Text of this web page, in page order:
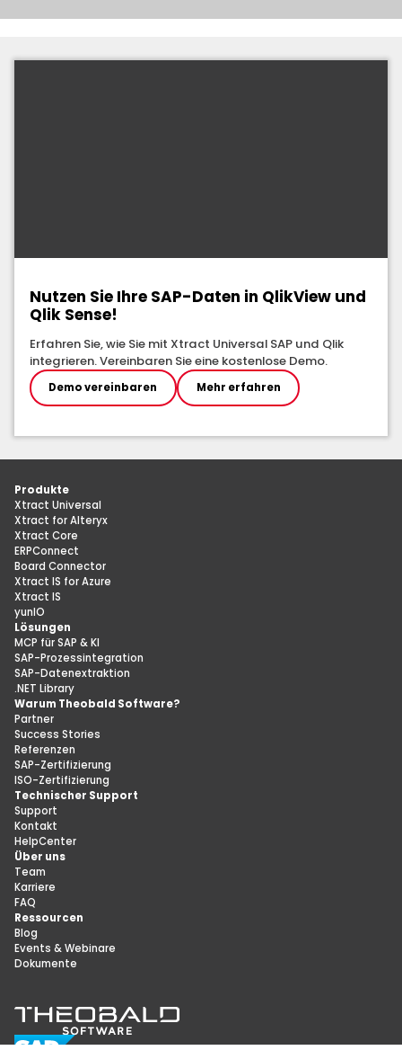
Nutzen Sie Ihre SAP-Daten in QlikView und
Qlik Sense!
Erfahren Sie, wie Sie mit Xtract Universal SAP und Qlik
integrieren. Vereinbaren Sie eine kostenlose Demo.
Demo vereinbaren Mehr erfahren
Produkte
Xtract Universal
Xtract for Alteryx
Xtract Core
ERPConnect
Board Connector
Xtract IS for Azure
Xtract IS
yunIO
Lösungen
MCP für SAP & KI
SAP-Prozessintegration
SAP-Datenextraktion
.NET Library
Warum Theobald Software?
Partner
Success Stories
Referenzen
SAP-Zertifizierung
ISO-Zertifizierung
Technischer Support
Support
Kontakt
HelpCenter
Über uns
Team
Karriere
FAQ
Ressourcen
Blog
Events & Webinare
Dokumente